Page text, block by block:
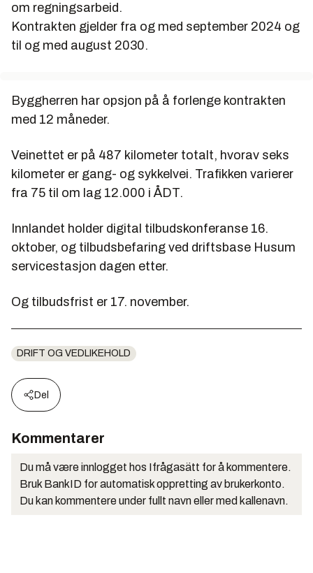
om regningsarbeid.
Kontrakten gjelder fra og med september 2024 og
til og med august 2030.
Byggherren har opsjon på å forlenge kontrakten
med 12 måneder.
Veinettet er på 487 kilometer totalt, hvorav seks
kilometer er gang- og sykkelvei. Trafikken varierer
fra 75 til om lag 12.000 i ÅDT.
Innlandet holder digital tilbudskonferanse 16.
oktober, og tilbudsbefaring ved driftsbase Husum
servicestasjon dagen etter.
Og tilbudsfrist er 17. november.
DRIFT OG VEDLIKEHOLD
Del
Kommentarer
Du må være innlogget hos Ifrågasätt for å kommentere.
Bruk BankID for automatisk oppretting av brukerkonto.
Du kan kommentere under fullt navn eller med kallenavn.